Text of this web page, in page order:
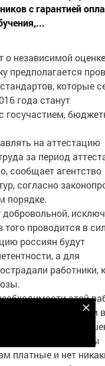
с гарантией
о независимой оценке
предполагается
которые
года станут
госучастием,
на аттестацию
за период
сообщает агентство
согласно
порядке.
добровольной,
того проводится в
россиян будут
а для
работники,
этой
в ее предлагаемом
эксперты,
что программы
платные и нет